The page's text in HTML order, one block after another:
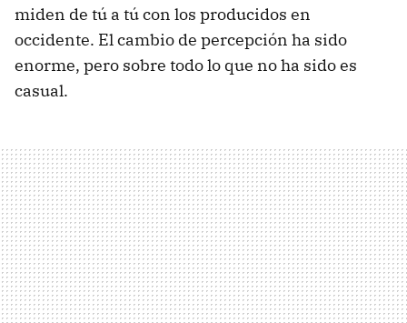
miden de tú a tú con los producidos en
occidente. El cambio de percepción ha sido
enorme, pero sobre todo lo que no ha sido es
casual.